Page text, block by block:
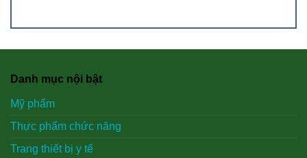
Danh mục nội bật
Mỹ phẩm
Thực phẩm chức năng
Trang thiết bị y tế